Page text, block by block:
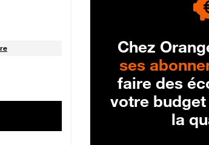
Chez
ses
faire des
votre
la